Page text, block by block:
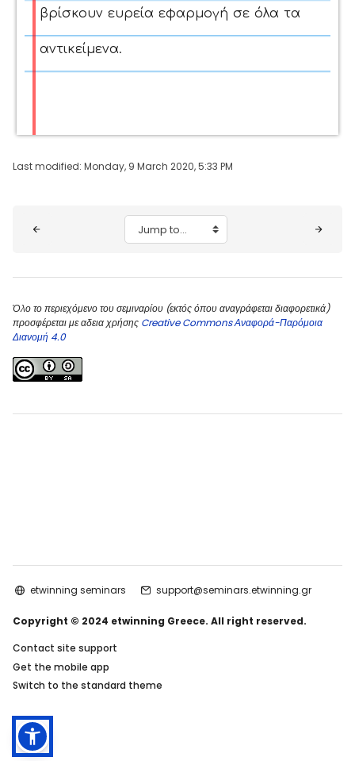
βρίσκουν ευρεία εφαρμογή σε όλα τα
αντικείμενα.
Last modified: Monday, 9 March 2020, 5:33 PM
Jump to...
Όλο το περιεχόμενο του σεμιναρίου (εκτός όπου αναγράφεται διαφορετικά)
προσφέρεται με αδεια χρήσης Creative Commons Αναφορά-Παρόμοια
Διανομή 4.0
etwinning seminars support@seminars.etwinning.gr
Copyright © 2024 etwinning Greece. All right reserved.
Contact site support
Get the mobile app
Switch to the standard theme